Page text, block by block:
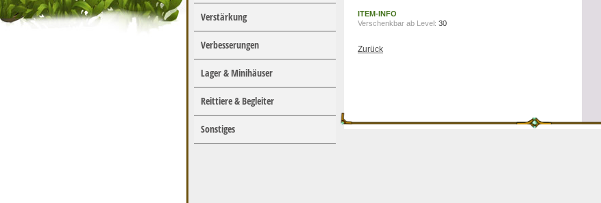
Verstärkung
Verbesserungen
Lager & Minihäuser
Reittiere & Begleiter
Sonstiges
ITEM-INFO
Verschenkbar ab Level: 30
Zurück